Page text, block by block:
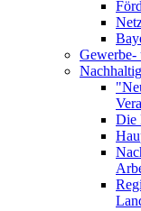
Gewerbe-
Die